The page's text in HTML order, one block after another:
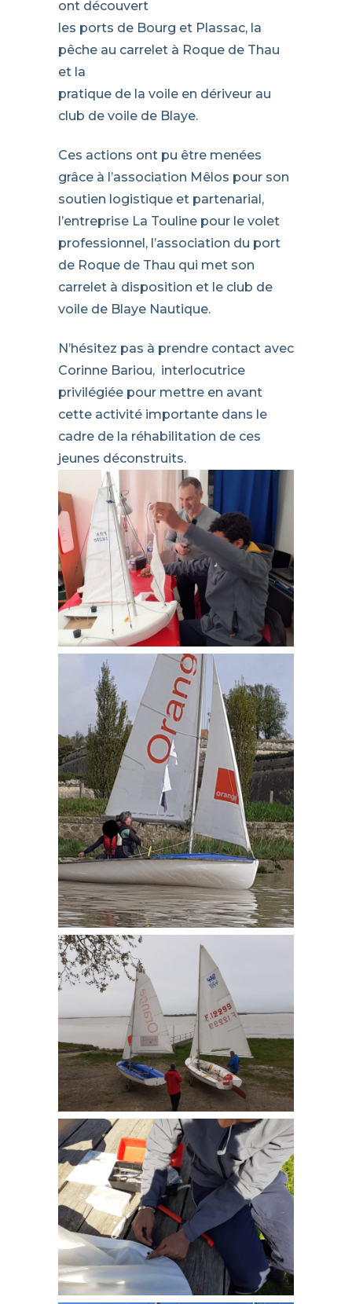
ont découvert
les ports de Bourg et Plassac, la
pêche au carrelet à Roque de Thau
et la
pratique de la voile en dériveur au
club de voile de Blaye.
Ces actions ont pu être menées
grâce à l’association Mêlos pour son
soutien logistique et partenarial,
l’entreprise La Touline pour le volet
professionnel, l’association du port
de Roque de Thau qui met son
carrelet à disposition et le club de
voile de Blaye Nautique.
N’hésitez pas à prendre contact avec
Corinne Bariou, interlocutrice
privilégiée pour mettre en avant
cette activité importante dans le
cadre de la réhabilitation de ces
jeunes déconstruits.